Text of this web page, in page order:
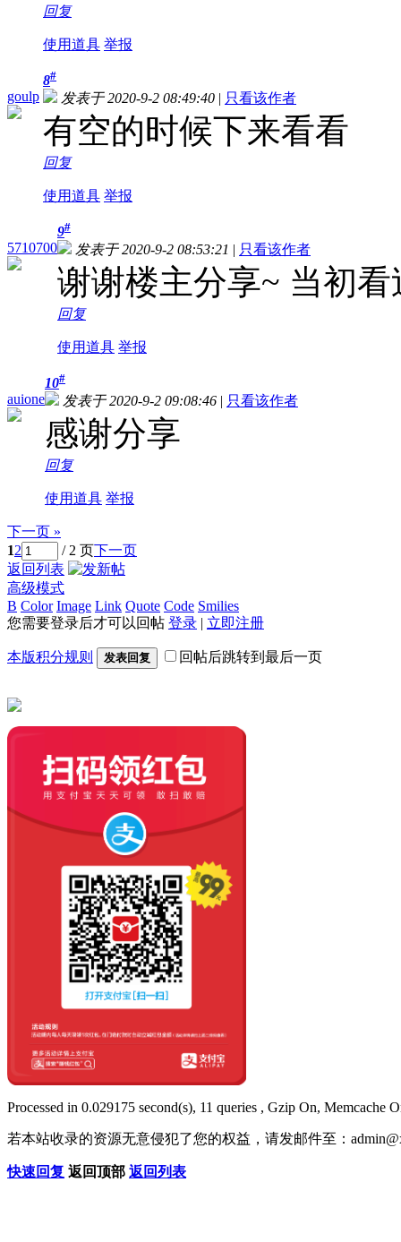
回复
使用道具 举报
goulp
8#
发表于 2020-9-2 08:49:40 | 只看该作者
有空的时候下来看看
回复
使用道具 举报
5710700
9#
发表于 2020-9-2 08:53:21 | 只看该作者
谢谢楼主分享~ 当初
回复
使用道具 举报
auione
10#
发表于 2020-9-2 09:08:46 | 只看该作者
感谢分享
回复
使用道具 举报
下一页 »
12 / 2 页下一页
返回列表
高级模式
B Color Image Link Quote Code Smilies
您需要登录后才可以回帖 登录 | 立即注册
本版积分规则 发表回复 回帖后跳转到最后一页
Processed in 0.029175 second(s), 11 queries , Gzip On, Memcache
若本站收录的资源无意侵犯了您的权益，请发邮件至：
快速回复 返回顶部 返回列表